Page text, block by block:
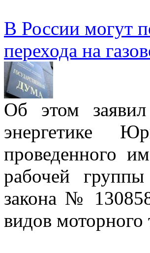
В России могут
перехода на
Об этом
энергетике
проведенного
рабочей
закона №
видов моторного